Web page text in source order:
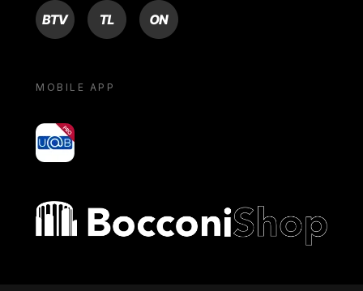
BTV TL ON
MOBILE APP
yoU@B
Bocconi shop